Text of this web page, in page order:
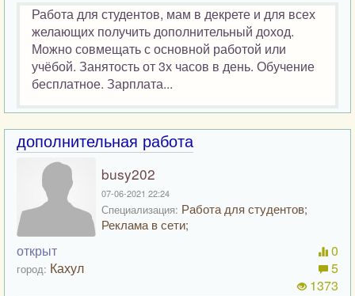
Работа для студентов, мам в декрете и для всех
желающих получить дополнительный доход.
Можно совмещать с основной работой или
учёбой. Занятость от 3х часов в день. Обучение
бесплатное. Зарплата...
дополнительная работа
busy202
07-06-2021 22:24
Специализация: Работа для студентов;
Реклама в сети;
открыт
город: Кахул
0
5
1373